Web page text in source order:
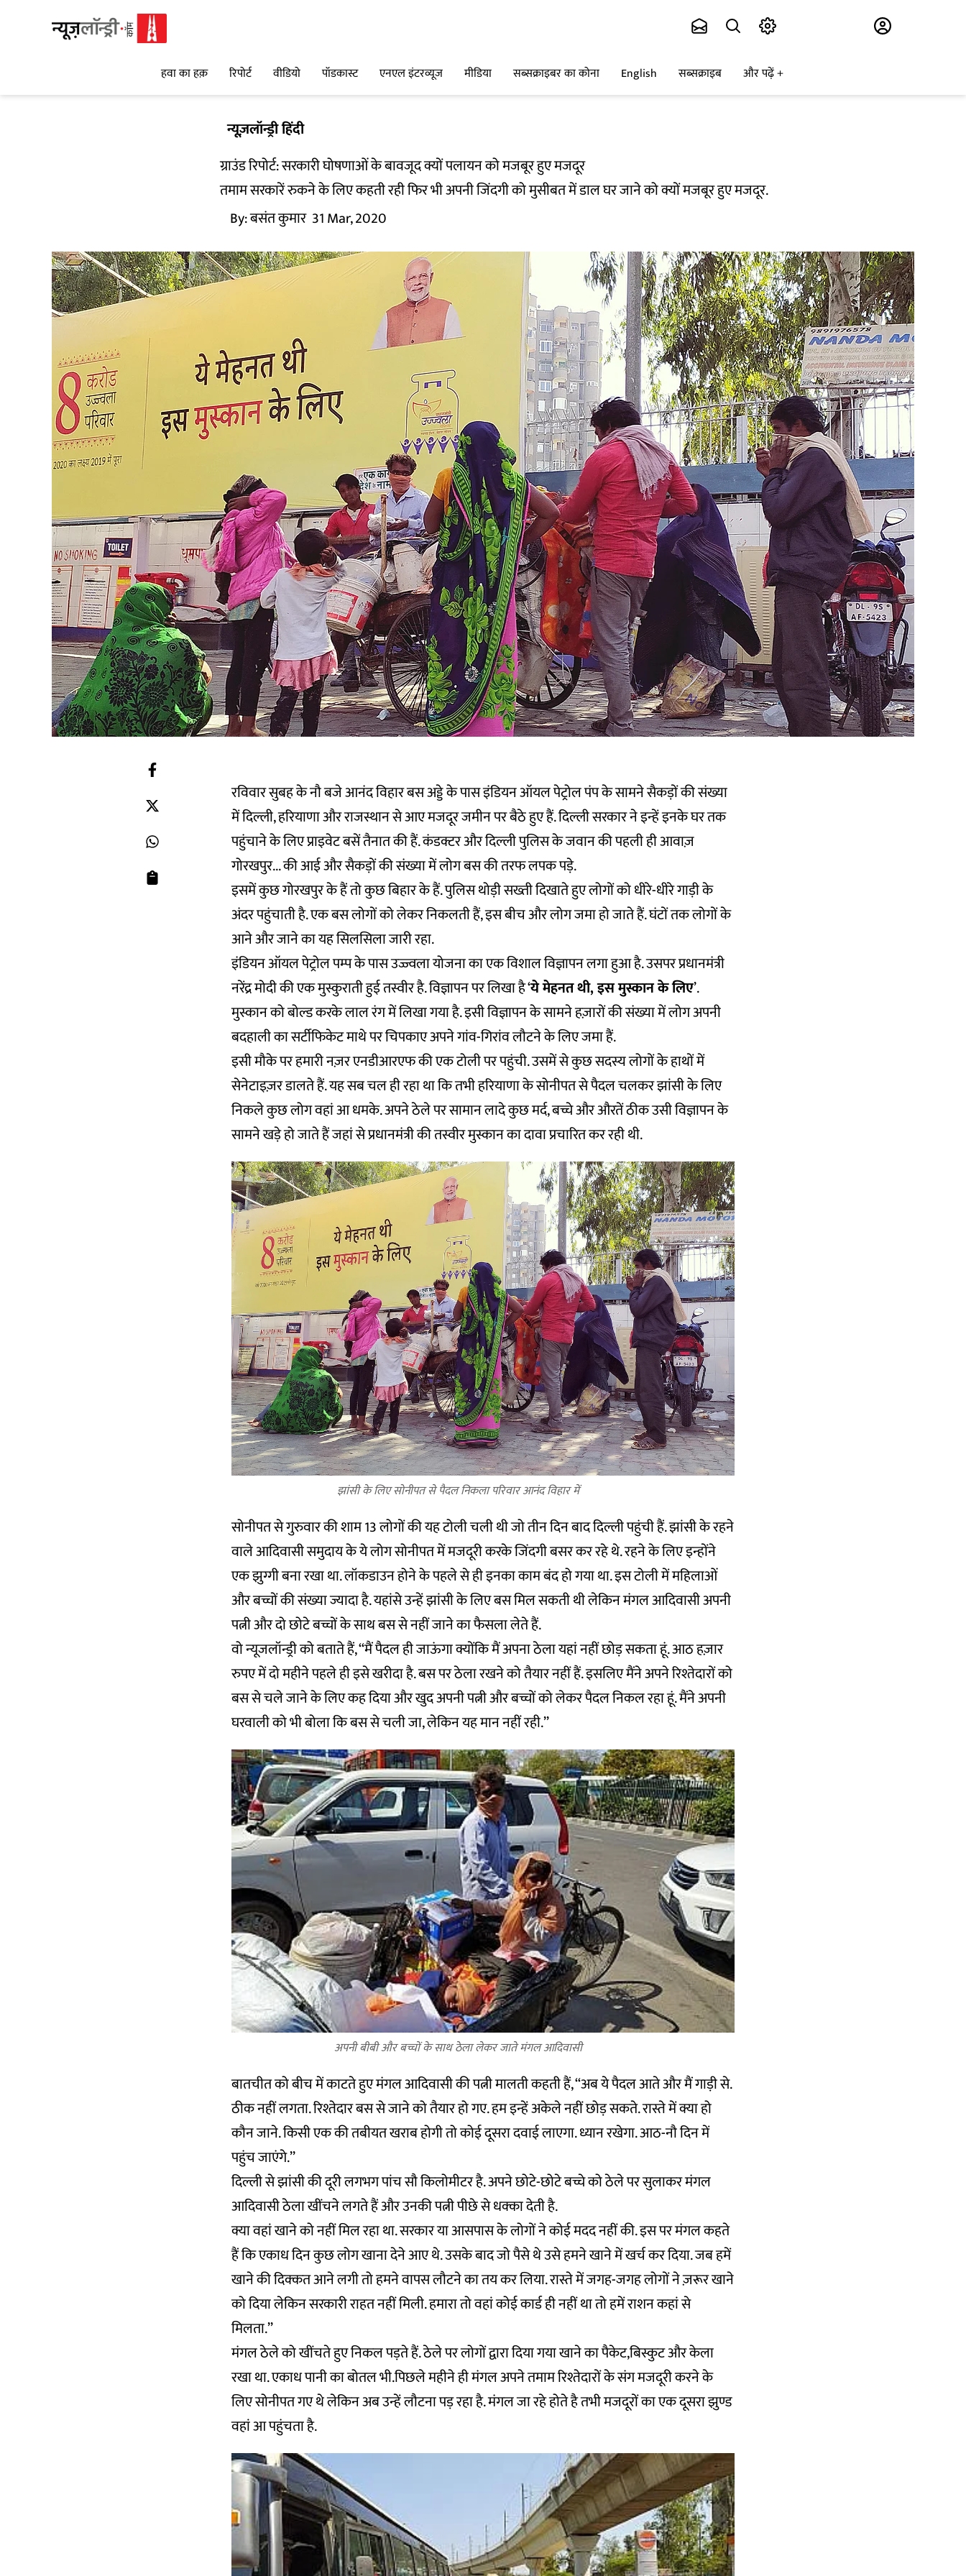
हवा का हक़ रिपोर्ट वीडियो पॉडकास्ट एनएल इंटरव्यूज मीडिया सब्सक्राइबर का कोना English सब्सक्राइब और पढ़ें
न्यूज़लॉन्ड्री हिंदी
ग्राउंड रिपोर्ट: सरकारी घोषणाओं के बावजूद क्यों पलायन को मजबूर हुए मजदूर
तमाम सरकारें रुकने के लिए कहती रही फिर भी अपनी जिंदगी को मुसीबत में डाल घर जाने को क्यों मजबूर हुए मजदूर.
By:बसंत कुमार 31 Mar, 2020
रविवार सुबह के नौ बजे आनंद विहार बस अड्डे के पास इंडियन ऑयल पेट्रोल पंप के सामने सैकड़ों की संख्या
में दिल्ली, हरियाणा और राजस्थान से आए मजदूर जमीन पर बैठे हुए हैं. दिल्ली सरकार ने इन्हें इनके घर तक
पहुंचाने के लिए प्राइवेट बसें तैनात की हैं. कंडक्टर और दिल्ली पुलिस के जवान की पहली ही आवाज़
गोरखपुर... की आई और सैकड़ों की संख्या में लोग बस की तरफ लपक पड़े.
इसमें कुछ गोरखपुर के हैं तो कुछ बिहार के हैं. पुलिस थोड़ी सख्ती दिखाते हुए लोगों को धीरे-धीरे गाड़ी के
अंदर पहुंचाती है. एक बस लोगों को लेकर निकलती हैं, इस बीच और लोग जमा हो जाते हैं. घंटों तक लोगों के
आने और जाने का यह सिलसिला जारी रहा.
इंडियन ऑयल पेट्रोल पम्प के पास उज्ज्वला योजना का एक विशाल विज्ञापन लगा हुआ है. उसपर प्रधानमंत्री
नरेंद्र मोदी की एक मुस्कुराती हुई तस्वीर है. विज्ञापन पर लिखा है ‘ये मेहनत थी, इस मुस्कान के लिए’.
मुस्कान को बोल्ड करके लाल रंग में लिखा गया है. इसी विज्ञापन के सामने हज़ारों की संख्या में लोग अपनी
बदहाली का सर्टीफिकेट माथे पर चिपकाए अपने गांव-गिरांव लौटने के लिए जमा हैं.
इसी मौके पर हमारी नज़र एनडीआरएफ की एक टोली पर पहुंची. उसमें से कुछ सदस्य लोगों के हाथों में
सेनेटाइज़र डालते हैं. यह सब चल ही रहा था कि तभी हरियाणा के सोनीपत से पैदल चलकर झांसी के लिए
निकले कुछ लोग वहां आ धमके. अपने ठेले पर सामान लादे कुछ मर्द, बच्चे और औरतें ठीक उसी विज्ञापन के
सामने खड़े हो जाते हैं जहां से प्रधानमंत्री की तस्वीर मुस्कान का दावा प्रचारित कर रही थी.
झांसी के लिए सोनीपत से पैदल निकला परिवार आनंद विहार में
सोनीपत से गुरुवार की शाम 13 लोगों की यह टोली चली थी जो तीन दिन बाद दिल्ली पहुंची हैं. झांसी के रहने
वाले आदिवासी समुदाय के ये लोग सोनीपत में मजदूरी करके जिंदगी बसर कर रहे थे. रहने के लिए इन्होंने
एक झुग्गी बना रखा था. लॉकडाउन होने के पहले से ही इनका काम बंद हो गया था. इस टोली में महिलाओं
और बच्चों की संख्या ज्यादा है. यहांसे उन्हें झांसी के लिए बस मिल सकती थी लेकिन मंगल आदिवासी अपनी
पत्नी और दो छोटे बच्चों के साथ बस से नहीं जाने का फैसला लेते हैं.
वो न्यूजलॉन्ड्री को बताते हैं, ‘‘मैं पैदल ही जाऊंगा क्योंकि मैं अपना ठेला यहां नहीं छोड़ सकता हूं. आठ हज़ार
रुपए में दो महीने पहले ही इसे खरीदा है. बस पर ठेला रखने को तैयार नहीं हैं. इसलिए मैंने अपने रिश्तेदारों को
बस से चले जाने के लिए कह दिया और खुद अपनी पत्नी और बच्चों को लेकर पैदल निकल रहा हूं. मैंने अपनी
घरवाली को भी बोला कि बस से चली जा, लेकिन यह मान नहीं रही.’’
अपनी बीबी और बच्चों के साथ ठेला लेकर जाते मंगल आदिवासी
बातचीत को बीच में काटते हुए मंगल आदिवासी की पत्नी मालती कहती हैं, ‘‘अब ये पैदल आते और मैं गाड़ी से.
ठीक नहीं लगता. रिश्तेदार बस से जाने को तैयार हो गए. हम इन्हें अकेले नहीं छोड़ सकते. रास्ते में क्या हो
कौन जाने. किसी एक की तबीयत खराब होगी तो कोई दूसरा दवाई लाएगा. ध्यान रखेगा. आठ-नौ दिन में
पहुंच जाएंगे.’’
दिल्ली से झांसी की दूरी लगभग पांच सौ किलोमीटर है. अपने छोटे-छोटे बच्चे को ठेले पर सुलाकर मंगल
आदिवासी ठेला खींचने लगते हैं और उनकी पत्नी पीछे से धक्का देती है.
क्या वहां खाने को नहीं मिल रहा था. सरकार या आसपास के लोगों ने कोई मदद नहीं की. इस पर मंगल कहते
हैं कि एकाध दिन कुछ लोग खाना देने आए थे. उसके बाद जो पैसे थे उसे हमने खाने में खर्च कर दिया. जब हमें
खाने की दिक्कत आने लगी तो हमने वापस लौटने का तय कर लिया. रास्ते में जगह-जगह लोगों ने ज़रूर खाने
को दिया लेकिन सरकारी राहत नहीं मिली. हमारा तो वहां कोई कार्ड ही नहीं था तो हमें राशन कहां से
मिलता.’’
मंगल ठेले को खींचते हुए निकल पड़ते हैं. ठेले पर लोगों द्वारा दिया गया खाने का पैकेट,बिस्कुट और केला
रखा था. एकाध पानी का बोतल भी.पिछले महीने ही मंगल अपने तमाम रिश्तेदारों के संग मजदूरी करने के
लिए सोनीपत गए थे लेकिन अब उन्हें लौटना पड़ रहा है. मंगल जा रहे होते है तभी मजदूरों का एक दूसरा झुण्ड
वहां आ पहुंचता है.